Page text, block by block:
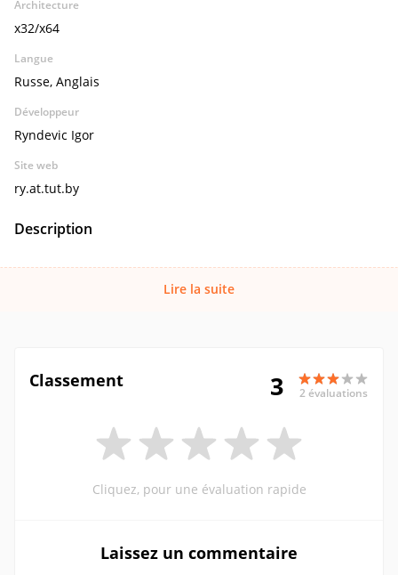
Architecture
x32/x64
Langue
Russe, Anglais
Développeur
Ryndevic Igor
Site web
ry.at.tut.by
Description
Lire la suite
Classement 3 2 évaluations
Cliquez, pour une évaluation rapide
Laissez un commentaire